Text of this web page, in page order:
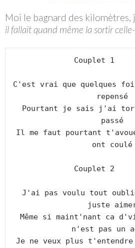
Moi le bagnard des kilomètres,
il fallait quand même la sortir
Couplet
C'est vrai que quelques
repensé
passé
ont coulé
Couplet
J'ai pas voulu tout
juste
n'est pas un